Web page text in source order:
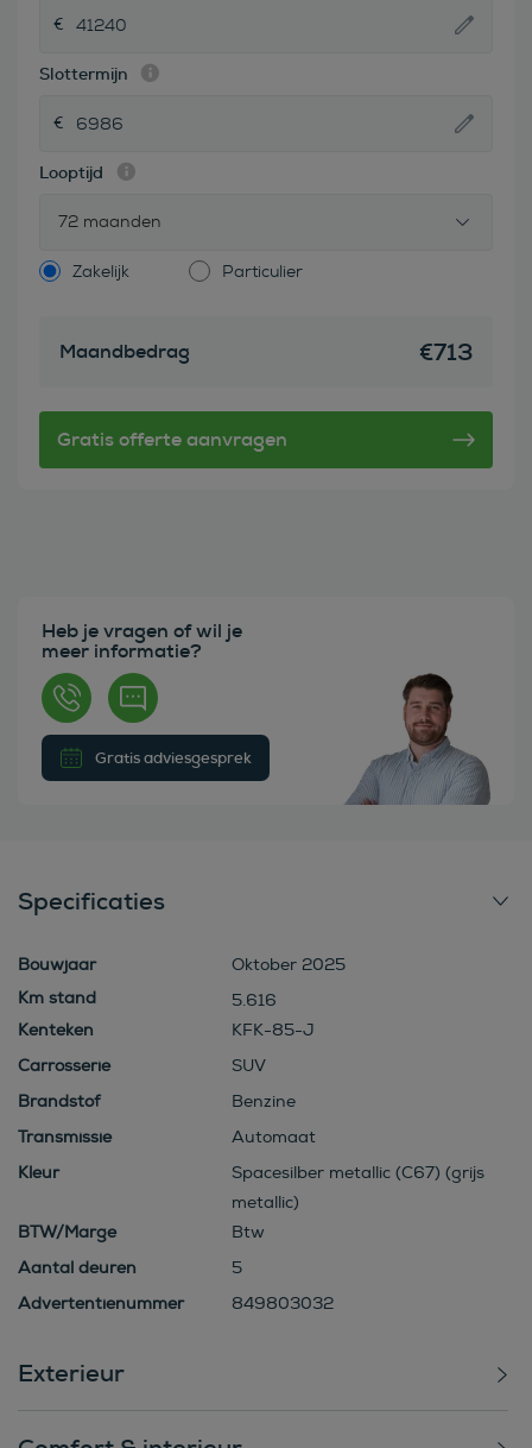
Slottermijn
Looptijd
72 maanden
Zakelijk Particulier
Maandbedrag €713
Heb je vragen of wil je
meer informatie?
Gratis adviesgesprek
Specificaties
Bouwjaar
Oktober 2025
5.616
Kenteken
KFK-85-J
Carrosserie
SUV
Brandstof
Benzine
Transmissie
Automaat
Kleur
Spacesilber metallic (C67) (grijs
metallic)
BTW/Marge
Btw
Aantal deuren
5
Advertentienummer
849803032
Exterieur